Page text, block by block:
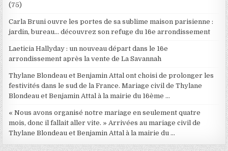
(75)
Carla Bruni ouvre les portes de sa sublime maison parisienne :
jardin, bureau… découvrez son refuge du 16e arrondissement
Laeticia Hallyday : un nouveau départ dans le 16e
arrondissement après la vente de La Savannah
Thylane Blondeau et Benjamin Attal ont choisi de prolonger les
festivités dans le sud de la France. Mariage civil de Thylane
Blondeau et Benjamin Attal à la mairie du 16ème …
« Nous avons organisé notre mariage en seulement quatre
mois, donc il fallait aller vite. » Arrivées au mariage civil de
Thylane Blondeau et Benjamin Attal à la mairie du …